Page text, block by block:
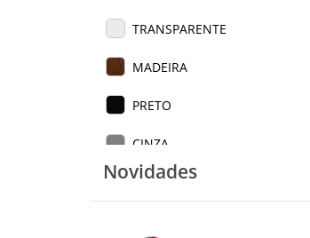
TRANSPARENTE
MADEIRA
PRETO
CINZA
Novidades